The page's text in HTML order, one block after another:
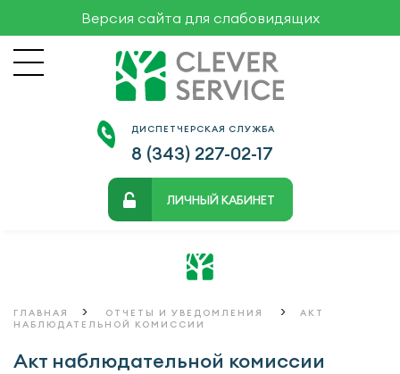
Версия сайта для слабовидящих
ДИСПЕТЧЕРСКАЯ СЛУЖБА
8 (343) 227-02-17
ЛИЧНЫЙ КАБИНЕТ
ГЛАВНАЯ > ОТЧЕТЫ И УВЕДОМЛЕНИЯ >
АКТ
НАБЛЮДАТЕЛЬНОЙ КОМИССИИ
Акт наблюдательной комиссии